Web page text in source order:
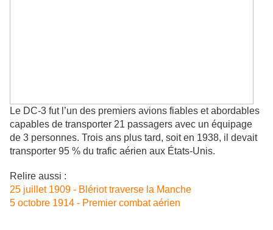
Le DC-3 fut l’un des premiers avions fiables et abordables
capables de transporter 21 passagers avec un équipage
de 3 personnes. Trois ans plus tard, soit en 1938, il devait
transporter 95 % du trafic aérien aux États-Unis.
Relire aussi :
25 juillet 1909 - Blériot traverse la Manche
5 octobre 1914 - Premier combat aérien